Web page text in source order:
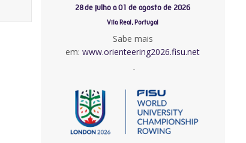
28 de julho a 01 de agosto de 2026
Vila Real, Portugal
Sabe mais
em:www.orienteering2026.fisu.net
-